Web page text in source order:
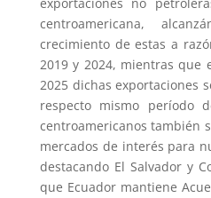
centroamericana,
crecimiento de estas a
2019 y 2024, mientras que
2025 dichas exportaciones
respecto mismo período
centroamericanos también
mercados de interés para
destacando El Salvador y
que Ecuador mantiene